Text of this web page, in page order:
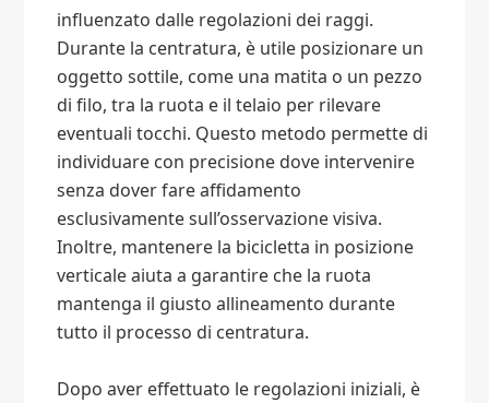
influenzato dalle regolazioni dei raggi.
Durante la centratura, è utile posizionare un
oggetto sottile, come una matita o un pezzo
di filo, tra la ruota e il telaio per rilevare
eventuali tocchi. Questo metodo permette di
individuare con precisione dove intervenire
senza dover fare affidamento
esclusivamente sull’osservazione visiva.
Inoltre, mantenere la bicicletta in posizione
verticale aiuta a garantire che la ruota
mantenga il giusto allineamento durante
tutto il processo di centratura.
Dopo aver effettuato le regolazioni iniziali, è